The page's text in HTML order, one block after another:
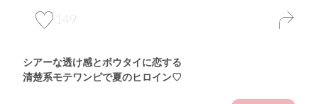
149
シアーな透け感とボウタイに恋する
清楚系モテワンピで夏のヒロイン♡